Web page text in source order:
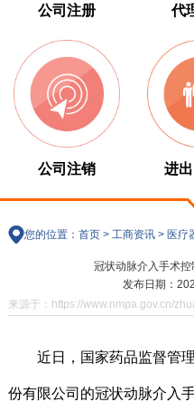
公司注册 代
公司注销 进
您的位置： 首页> 工商资讯> 医疗
冠状动脉介入手术
发布日期：
来源于：https://www.nmpa.gov.cn/
近日，国家药品监督管理
份有限公司的冠状动脉介入